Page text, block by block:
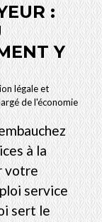
:
Y
légale et
de l'économie
à la
votre
service
sert le